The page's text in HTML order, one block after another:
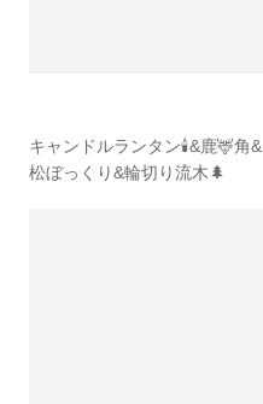
キャンドルランタン🕯&鹿🦌角&
松ぼっくり&輪切り流木🌲